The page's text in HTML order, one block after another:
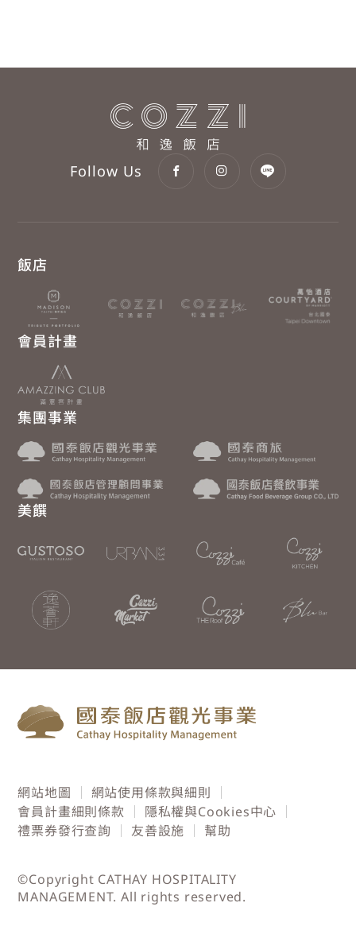
Follow Us
飯店
會員計畫
集團事業
美饌
網站地圖
網站使用條款與細則
會員計畫細則條款
隱私權與Cookies中心
禮票券發行查詢
友善設施 幫助
©Copyright CATHAY HOSPITALITY
MANAGEMENT. All rights reserved.